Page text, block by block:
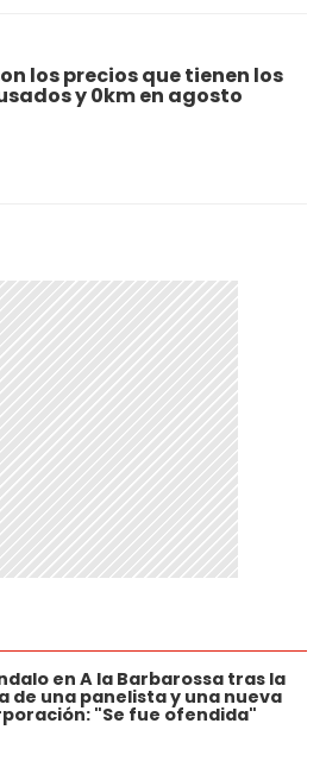
los precios que tienen los
y 0km en agosto
en A la Barbarossa tras la
de una panelista y una nueva
"Se fue ofendida"